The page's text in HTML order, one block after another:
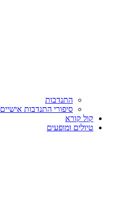
התנדבות
סיפורי התנדבות אישיים
קול קורא
טיולים ומופעים